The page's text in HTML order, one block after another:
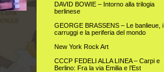
DAVID BOWIE – Intorno alla trilogia
berlinese
GEORGE BRASSENS – Le banlieue, i
carruggi e la periferia del mondo
New York Rock Art
CCCP FEDELI ALLA LINEA – Carpi e
Berlino: Fra la via Emilia e l’Est